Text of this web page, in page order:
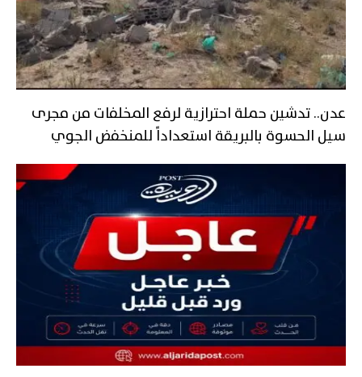
عدن.. تدشين حملة احترازية لرفع المخلفات من مجرى
سيل الحسوة بالبريقة استعداداً للمنخفض الجوي